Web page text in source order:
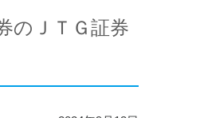
のＪＴＧ証券